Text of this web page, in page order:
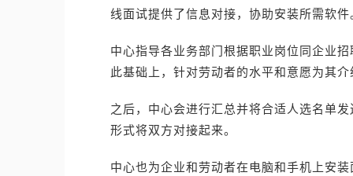
线面试提供了信息对接，协助安装所需软件
中心指导各业务部门根据职业岗位同企业
此基础上，针对劳动者的水平和意愿为其
之后，中心会进行汇总并将合适人选名单
形式将双方对接起来。
中心也为企业和劳动者在电脑和手机上安